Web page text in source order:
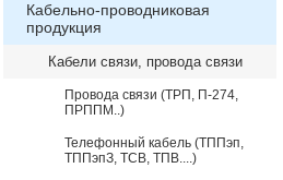
Кабельно-проводниковая
продукция
Кабели связи, провода связи
Провода связи (ТРП, П-274,
ПРППМ..)
Телефонный кабель (ТППэп,
ТППэпЗ, ТСВ, ТПВ....)